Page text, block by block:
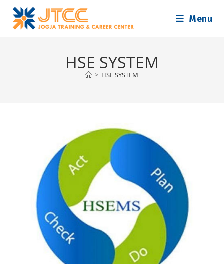
content
Menu
HSE SYSTEM
> HSE SYSTEM